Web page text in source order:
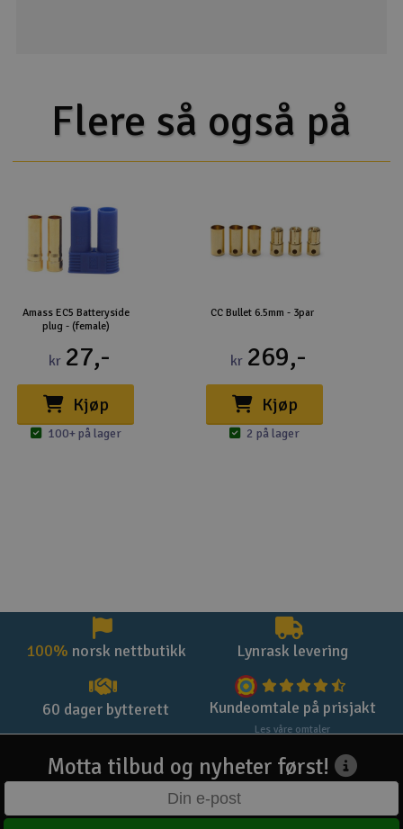
Flere så også på
Amass EC5 Batteryside
plug - (female)
kr 27,-
Kjøp
100+ på lager
CC Bullet 6.5mm - 3par
kr 269,-
Kjøp
2 på lager
100% norsk nettbutikk Lynrask levering
60 dager bytterett Kundeomtale på prisjakt
Les våre omtaler
Motta tilbud og nyheter først!